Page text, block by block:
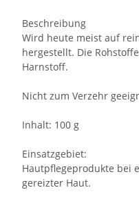
Beschreibung
Wird heute meist auf
hergestellt. Die
Harnstoff.
Nicht zum Verzehr
Inhalt: 100 g
Einsatzgebiet:
Hautpflegeprodukte bei
gereizter Haut.